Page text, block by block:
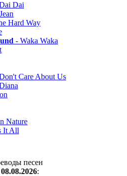
Dai
Hard Way
- Waka Waka
Care About Us
Nature
It All
песен
08.08.2026: